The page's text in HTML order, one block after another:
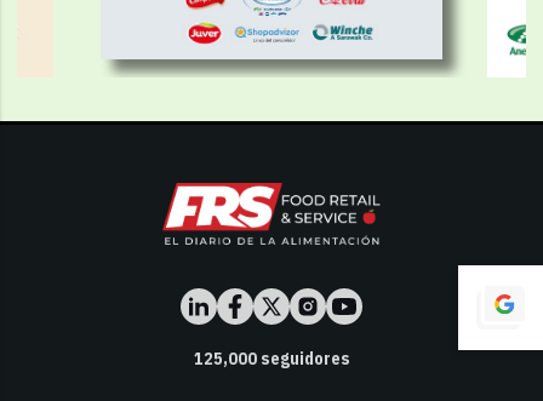
125,000seguidores